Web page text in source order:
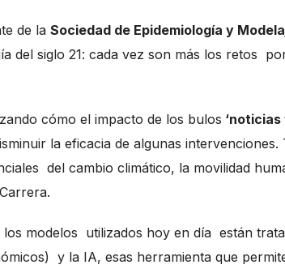
de la Sociedad de Epidemiología y
del siglo 21: cada vez son más los retos
cómo el impacto de los bulos ‘noticias
la eficacia de algunas
del cambio climático, la movilidad
modelos utilizados hoy en día están
y la IA, esas herramienta que